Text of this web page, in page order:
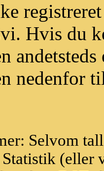
Hvis du
nedenfor
Selvom
(eller